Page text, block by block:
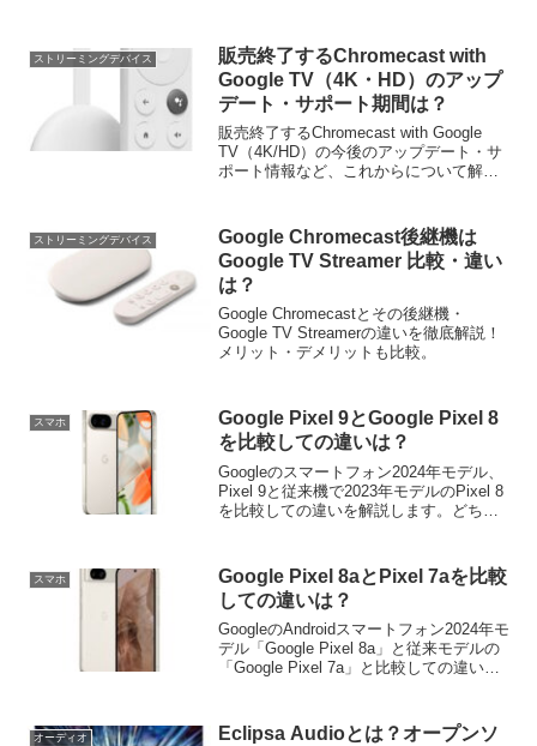
ストリーミングデバイス
販売終了するChromecast with
Google TV（4K・HD）のアップ
デート・サポート期間は？
販売終了するChromecast with Google
TV（4K/HD）の今後のアップデート・サ
ポート情報など、これからについて解説
ストリーミングデバイス
Google Chromecast後継機は
Google TV Streamer 比較・違い
は？
Google Chromecastとその後継機・
Google TV Streamerの違いを徹底解説！
メリット・デメリットも比較。
スマホ
Google Pixel 9とGoogle Pixel 8
を比較しての違いは？
Googleのスマートフォン2024年モデル、
Pixel 9と従来機で2023年モデルのPixel 8
を比較しての違いを解説します。どちら
スマホ
Google Pixel 8aとPixel 7aを比較
しての違いは？
GoogleのAndroidスマートフォン2024年モ
デル「Google Pixel 8a」と従来モデルの
「Google Pixel 7a」と比較しての違い
オーディオ
Eclipsa Audioとは？オープンソ